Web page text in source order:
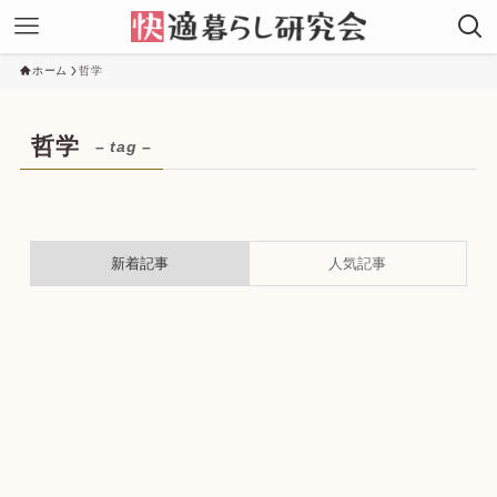
ホーム 哲学
哲学 – tag –
新着記事 人気記事